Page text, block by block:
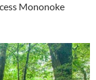
Mononoke